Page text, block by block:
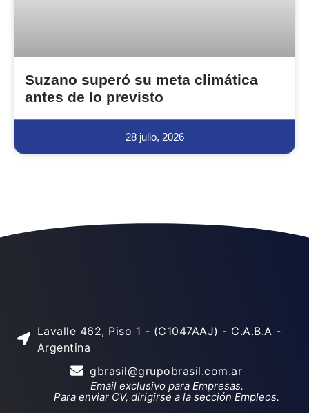
Suzano superó su meta climática
antes de lo previsto
28 julio, 2026
Lavalle 462, Piso 1 - (C1047AAJ) - C.A.B.A -
Argentina
gbrasil@grupobrasil.com.ar
Email exclusivo para Empresas.
Para enviar CV, dirigirse a la sección Empleos.